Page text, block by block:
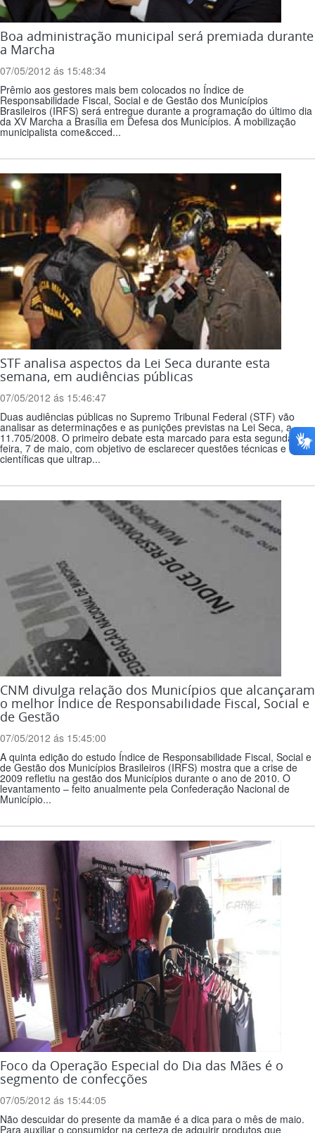
Boa administração municipal será premiada durante
a Marcha
07/05/2012 ás 15:48:34
Prêmio aos gestores mais bem colocados no Índice de
Responsabilidade Fiscal, Social e de Gestão dos Municípios
Brasileiros (IRFS) será entregue durante a programação do último dia
da XV Marcha a Brasília em Defesa dos Municípios. A mobilização
municipalista come&cced...
STF analisa aspectos da Lei Seca durante esta
semana, em audiências públicas
07/05/2012 ás 15:46:47
Duas audiências públicas no Supremo Tribunal Federal (STF) vão
analisar as determinações e as punições previstas na Lei Seca, a
11.705/2008. O primeiro debate esta marcado para esta segunda-
feira, 7 de maio, com objetivo de esclarecer questões técnicas e
científicas que ultrap...
CNM divulga relação dos Municípios que alcançaram
o melhor Índice de Responsabilidade Fiscal, Social e
de Gestão
07/05/2012 ás 15:45:00
A quinta edição do estudo Índice de Responsabilidade Fiscal, Social e
de Gestão dos Municípios Brasileiros (IRFS) mostra que a crise de
2009 refletiu na gestão dos Municípios durante o ano de 2010. O
levantamento – feito anualmente pela Confederação Nacional de
Município...
Foco da Operação Especial do Dia das Mães é o
segmento de confecções
07/05/2012 ás 15:44:05
Não descuidar do presente da mamãe é a dica para o mês de maio.
Para auxiliar o consumidor na certeza de adquirir produtos que